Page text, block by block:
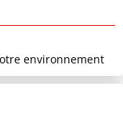
environnement